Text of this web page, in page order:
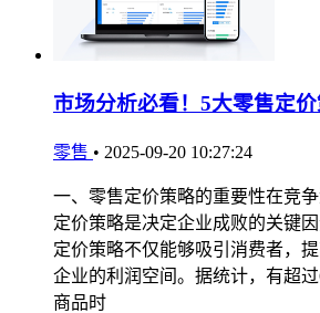
市场分析必看！5大零售定
零售 • 2025-09-20 10:27:24
一、零售定价策略的重要性在竞争
定价策略是决定企业成败的关键
定价策略不仅能够吸引消费者，
企业的利润空间。据统计，有超
商品时